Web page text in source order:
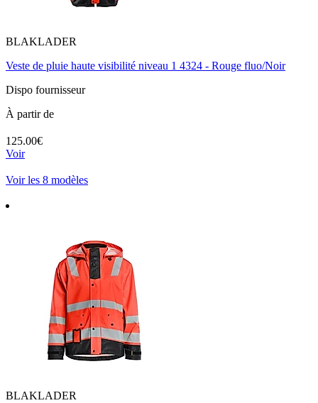
BLAKLADER
Veste de pluie haute visibilité niveau 1 4324 - Rouge fluo/Noir
Dispo fournisseur
À partir de
125.00€
Voir
Voir les 8 modèles
BLAKLADER